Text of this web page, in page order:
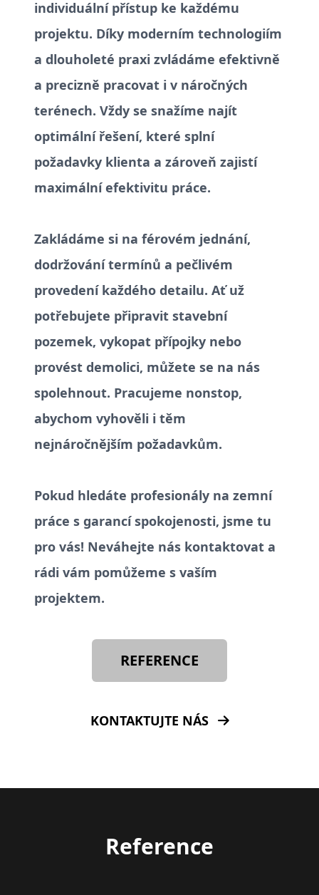
individuální přístup ke každému
projektu. Díky moderním technologiím
a dlouholeté praxi zvládáme efektivně
a precizně pracovat i v náročných
terénech. Vždy se snažíme najít
optimální řešení, které splní
požadavky klienta a zároveň zajistí
maximální efektivitu práce.
Zakládáme si na férovém jednání,
dodržování termínů a pečlivém
provedení každého detailu. Ať už
potřebujete připravit stavební
pozemek, vykopat přípojky nebo
provést demolici, můžete se na nás
spolehnout. Pracujeme nonstop,
abychom vyhověli i těm
nejnáročnějším požadavkům.
Pokud hledáte profesionály na zemní
práce s garancí spokojenosti, jsme tu
pro vás! Neváhejte nás kontaktovat a
rádi vám pomůžeme s vaším
projektem.
REFERENCE
KONTAKTUJTE NÁS
Reference